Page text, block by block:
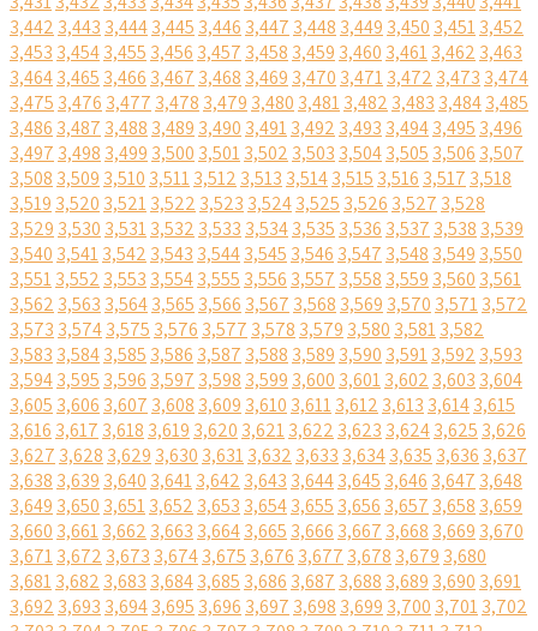
3,442 3,443 3,4443,445 3,446 3,447 3,448 3,449 3,450 3,4513,452
3,453 3,4543,455 3,456 3,457 3,458 3,459 3,460 3,4613,462 3,463
3,4643,465 3,466 3,467 3,468 3,469 3,470 3,4713,472 3,473 3,474
3,475 3,476 3,477 3,478 3,479 3,480 3,4813,482 3,483 3,4843,485
3,486 3,487 3,488 3,489 3,490 3,4913,492 3,493 3,4943,495 3,496
3,497 3,498 3,499 3,500 3,5013,502 3,503 3,5043,505 3,506 3,507
3,508 3,509 3,510 3,5113,512 3,513 3,5143,515 3,516 3,517 3,518
3,519 3,520 3,5213,522 3,523 3,5243,525 3,526 3,527 3,528
3,529 3,530 3,5313,532 3,533 3,5343,535 3,536 3,537 3,538 3,539
3,540 3,5413,542 3,543 3,5443,545 3,546 3,547 3,548 3,549 3,550
3,5513,552 3,553 3,5543,555 3,556 3,557 3,558 3,559 3,560 3,561
3,562 3,563 3,5643,565 3,566 3,567 3,568 3,569 3,570 3,5713,572
3,573 3,5743,575 3,576 3,577 3,578 3,579 3,580 3,5813,582
3,583 3,5843,585 3,586 3,587 3,588 3,589 3,590 3,5913,592 3,593
3,5943,595 3,596 3,597 3,598 3,599 3,600 3,6013,602 3,603 3,604
3,605 3,606 3,607 3,608 3,609 3,610 3,6113,612 3,613 3,6143,615
3,616 3,617 3,618 3,619 3,620 3,6213,622 3,623 3,6243,625 3,626
3,627 3,628 3,629 3,630 3,6313,632 3,633 3,6343,635 3,636 3,637
3,638 3,639 3,640 3,6413,642 3,643 3,6443,645 3,646 3,647 3,648
3,649 3,650 3,6513,652 3,653 3,6543,655 3,656 3,657 3,658 3,659
3,660 3,6613,662 3,663 3,6643,665 3,666 3,667 3,668 3,669 3,670
3,6713,672 3,673 3,6743,675 3,676 3,677 3,678 3,679 3,680
3,6813,682 3,683 3,6843,685 3,686 3,687 3,688 3,689 3,690 3,691
3,692 3,693 3,6943,695 3,696 3,697 3,698 3,699 3,700 3,7013,702